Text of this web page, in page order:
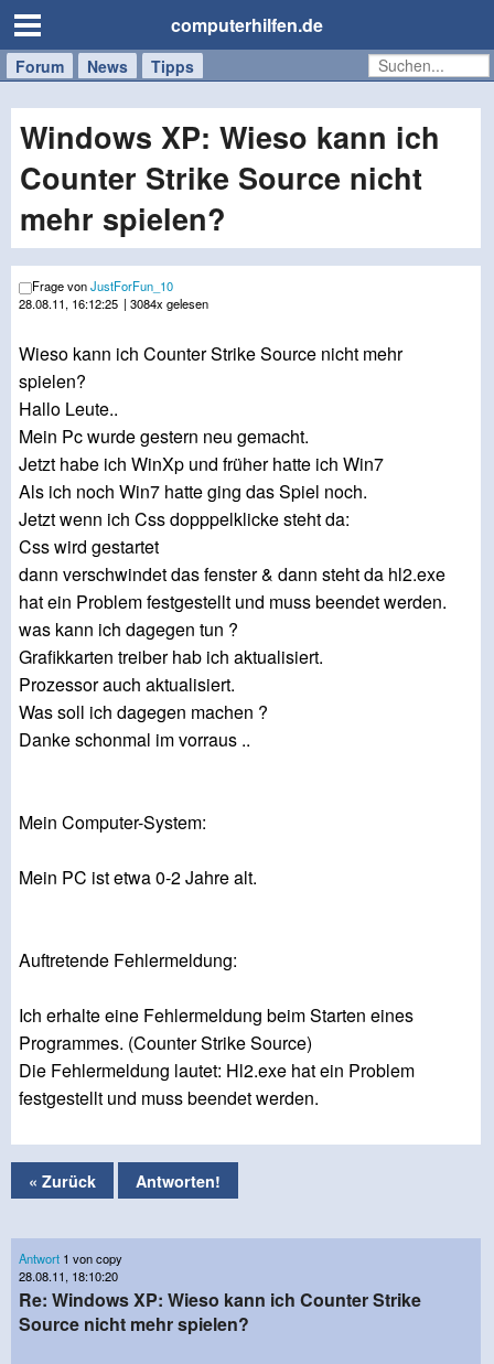
computerhilfen.de
Forum News Tipps
Handy
Tablet
Windows
Mac
Windows XP: Wieso kann ich
Counter Strike Source nicht
mehr spielen?
Frage vonJustForFun_10
28.08.11, 16:12:25 | 3084x gelesen
Wieso kann ich Counter Strike Source nicht mehr
spielen?
Hallo Leute..
Mein Pc wurde gestern neu gemacht.
Jetzt habe ich WinXp und früher hatte ich Win7
Als ich noch Win7 hatte ging das Spiel noch.
Jetzt wenn ich Css dopppelklicke steht da:
Css wird gestartet
dann verschwindet das fenster & dann steht da hl2.exe
hat ein Problem festgestellt und muss beendet werden.
was kann ich dagegen tun ?
Grafikkarten treiber hab ich aktualisiert.
Prozessor auch aktualisiert.
Was soll ich dagegen machen ?
Danke schonmal im vorraus ..
Mein Computer-System:
Mein PC ist etwa 0-2 Jahre alt.
Auftretende Fehlermeldung:
Ich erhalte eine Fehlermeldung beim Starten eines
Programmes. (Counter Strike Source)
Die Fehlermeldung lautet: Hl2.exe hat ein Problem
festgestellt und muss beendet werden.
« Zurück Antworten!
Antwort 1 von copy
28.08.11, 18:10:20
Re: Windows XP: Wieso kann ich Counter Strike
Source nicht mehr spielen?